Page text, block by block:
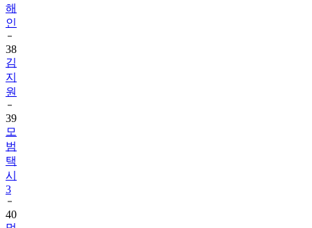
해
인
38
김
지
원
39
모
범
택
시
3
40